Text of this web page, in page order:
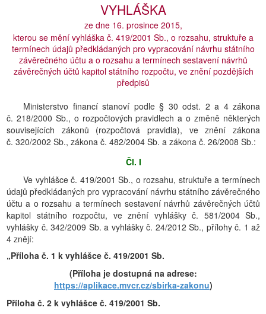
VYHLÁŠKA
ze dne 16. prosince 2015,
kterou se mění vyhláška č. 419/2001 Sb., o rozsahu, struktuře a
termínech údajů předkládaných pro vypracování návrhu státního
závěrečného účtu a o rozsahu a termínech sestavení návrhů
závěrečných účtů kapitol státního rozpočtu, ve znění pozdějších
předpisů
Ministerstvo financí stanoví podle § 30 odst. 2 a 4 zákona
č. 218/2000 Sb., o rozpočtových pravidlech a o změně některých
souvisejících zákonů (rozpočtová pravidla), ve znění zákona
č. 320/2002 Sb., zákona č. 482/2004 Sb. a zákona č. 26/2008 Sb.:
Čl. I
Ve vyhlášce č. 419/2001 Sb., o rozsahu, struktuře a termínech
údajů předkládaných pro vypracování návrhu státního závěrečného
účtu a o rozsahu a termínech sestavení návrhů závěrečných účtů
kapitol státního rozpočtu, ve znění vyhlášky č. 581/2004 Sb.,
vyhlášky č. 342/2009 Sb. a vyhlášky č. 24/2012 Sb., přílohy č. 1 až
4 znějí:
„Příloha č. 1 k vyhlášce č. 419/2001 Sb.
(Příloha je dostupná na adrese:
https://aplikace.mvcr.cz/sbirka-zakonu)
Příloha č. 2 k vyhlášce č. 419/2001 Sb.